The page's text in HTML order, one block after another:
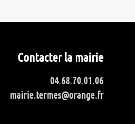
Contacter la mairie
04 68 70 01 06
mairie.termes@orange.fr